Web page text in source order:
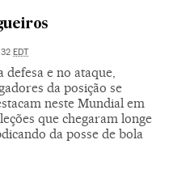
EDT
defesa e no ataque,
da posição se
neste Mundial em
que chegaram longe
da posse de bola